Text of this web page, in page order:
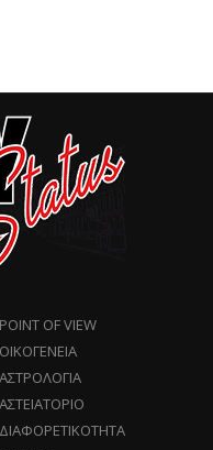
POINT OF VIEW
ΟΙΚΟΓΕΝΕΙΑ
ΑΣΤΡΟΛΟΓΙΑ
ΑΣΤΕΙΑΤΟΡΙΟ
ΔΙΑΦΟΡΕΤΙΚΟΤΗΤΑ